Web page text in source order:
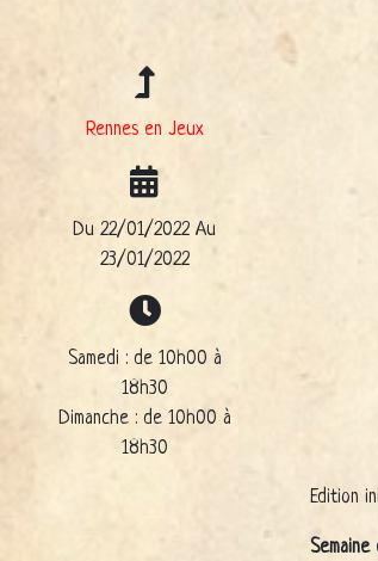
Rennes en Jeux
Du 22/01/2022 Au
23/01/2022
Samedi : de 10h00 à
18h30
Dimanche : de 10h00 à
18h30
Edition